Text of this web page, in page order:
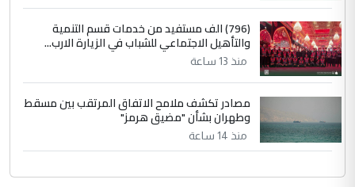
(796) الف مستفيد من خدمات قسم التنمية
والتأهيل الاجتماعي للشباب في الزيارة الارب...
منذ 13 ساعة
مصادر تكشف ملامح الاتفاق المرتقب بين مسقط
وطهران بشأن "مضيق هرمز"
منذ 14 ساعة